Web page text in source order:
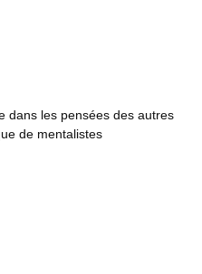
dans les pensées des autres
de mentalistes